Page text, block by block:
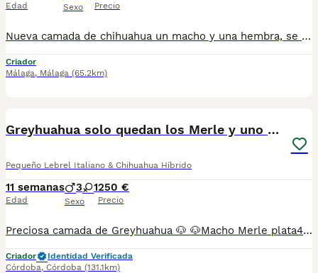
Edad Sexo Precio
Nueva camada de chihuahua un macho y una hembra, se entregan desparacitado, vacunados y con cartilla. Para mas información por wasap al 610704512. Hembra 550 macho 499
Criador
Málaga, Málaga (65.2km)
Greyhuahua solo quedan los Merle y uno marrón
Pequeño Lebrel Italiano & Chihuahua Híbrido
11 semanas
Edad
3 1
Sexo
250 €
Precio
Preciosa camada de Greyhuahua 🐶 🐶Macho Merle plata450€ 60€ del chip 🐶Macho gris 250€ 60€ del chip 🐶Macho gris 250€ 60€Del chip 🐶Hembra Merle chocolate( vendida ) Se entrega vacunado y desparasitados con cartilla veterinaria contrato de compraventa 🚨Chip no incluido en el precio son 50€mas 🚍 recogida en mano .no se envía (Prefiero que vengan a por ellos )
Criador
Identidad Verificada
Córdoba, Córdoba (131.1km)